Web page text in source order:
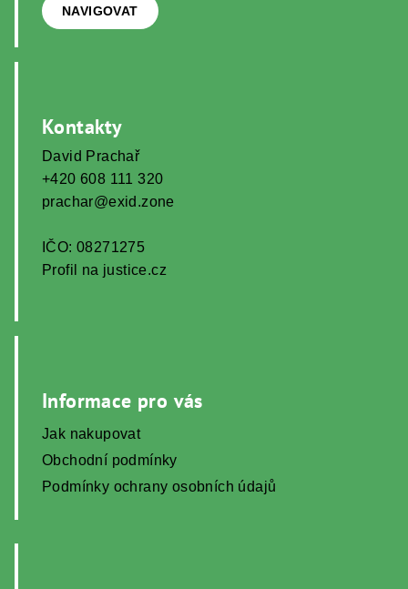
NAVIGOVAT
Kontakty
David Prachař
+420 608 111 320
prachar@exid.zone
IČO: 08271275
Profil na justice.cz
Informace pro vás
Jak nakupovat
Obchodní podmínky
Podmínky ochrany osobních údajů